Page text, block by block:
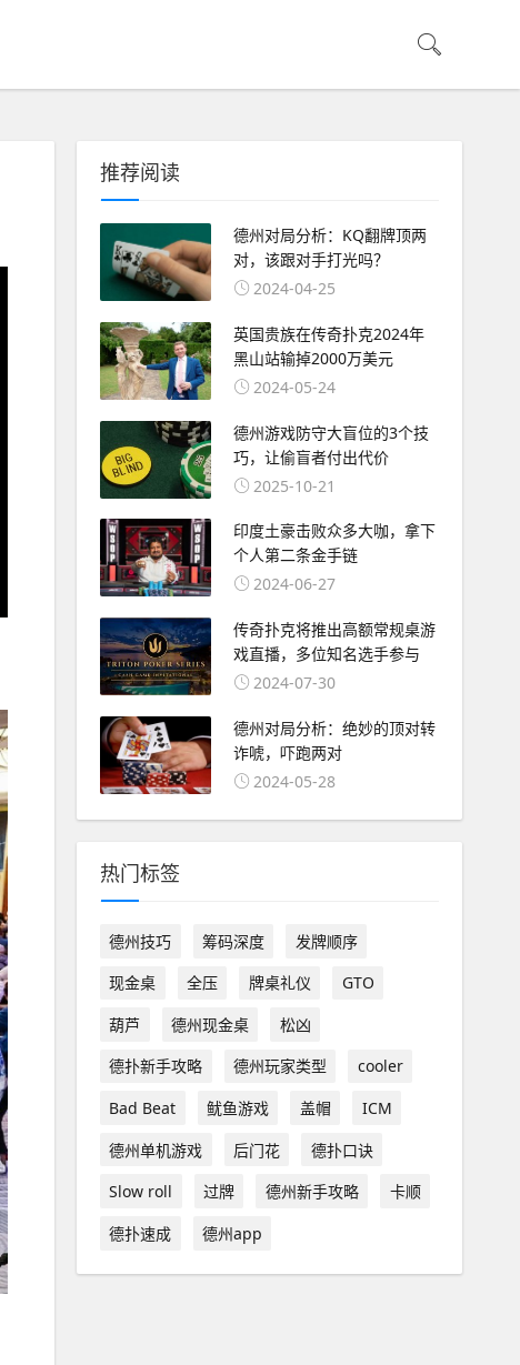
推荐阅读
德州对局分析：KQ翻牌顶两
对，该跟对手打光吗？
2024-04-25
英国贵族在传奇扑克2024年
黑山站输掉2000万美元
2024-05-24
德州游戏防守大盲位的3个技
巧，让偷盲者付出代价
2025-10-21
印度土豪击败众多大咖，拿下
个人第二条金手链
2024-06-27
传奇扑克将推出高额常规桌游
戏直播，多位知名选手参与
2024-07-30
德州对局分析：绝妙的顶对转
诈唬，吓跑两对
2024-05-28
热门标签
德州技巧 筹码深度
发牌顺序
现金桌
全压 牌桌礼仪
GTO
葫芦
德州现金桌
松凶
德扑新手攻略
德州玩家类型
cooler
Bad Beat
鱿鱼游戏 盖帽
ICM
德州单机游戏
后门花
德扑口诀
Slow roll
过牌 德州新手攻略
卡顺
德扑速成
德州app